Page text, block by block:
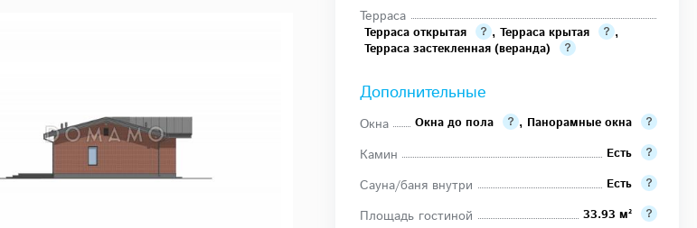
Терраса
Терраса открытая , Терраса крытая
,
Терраса застекленная (веранда)
Дополнительные
Окна Окна до пола , Панорамные окна
Камин Есть
Сауна/баня внутри Есть
Площадь гостиной 33.93 м²